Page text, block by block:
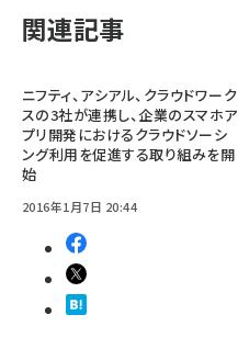
関連記事
ニフティ、アシアル、クラウドワーク
スの3社が連携し、企業のスマホア
プリ開発におけるクラウドソーシ
ング利用を促進する取り組みを開
始
2016年1月7日 20:44